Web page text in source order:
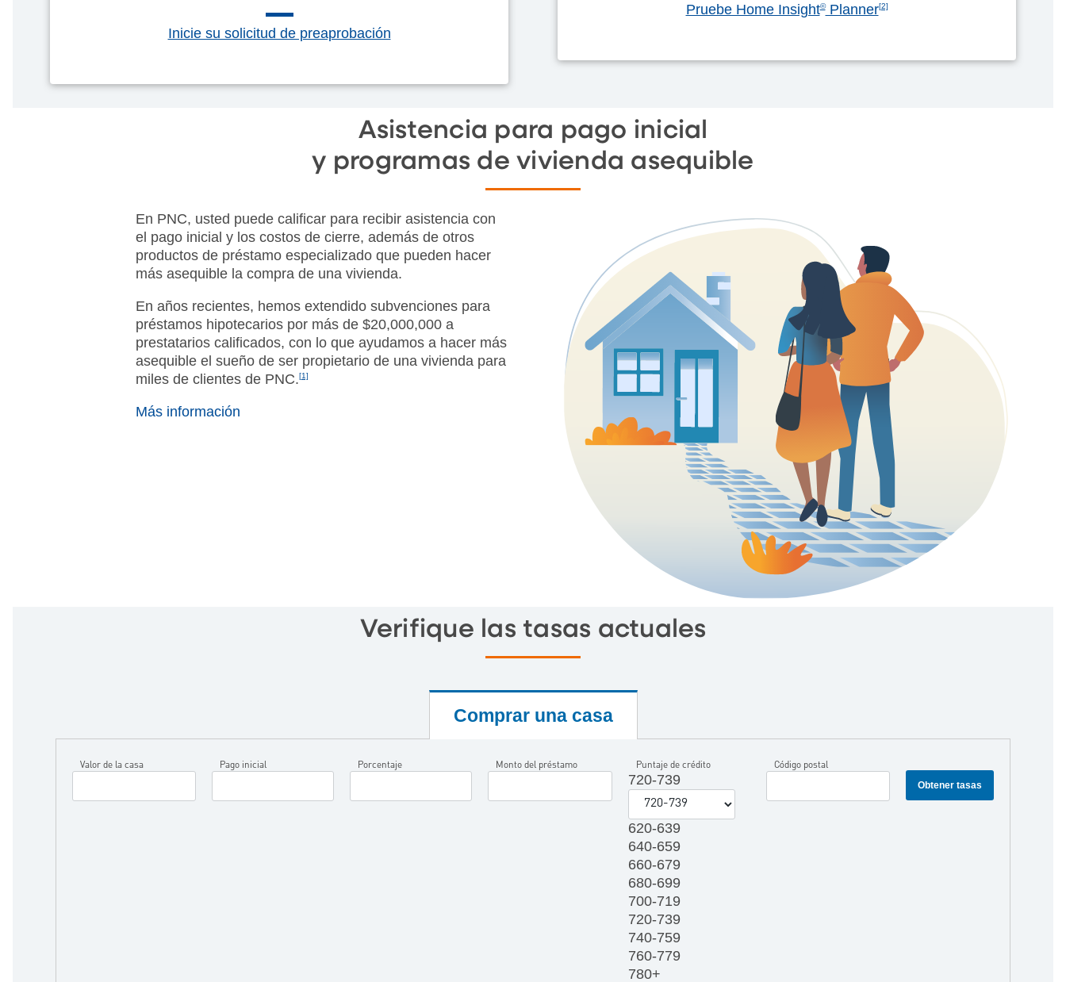
Inicie su solicitud de preaprobación
Pruebe Home Insight©Planner[2]
Asistencia para pago inicial
y programas de vivienda asequible
En PNC, usted puede calificar para recibir asistencia con
el pago inicial y los costos de cierre, además de otros
productos de préstamo especializado que pueden hacer
más asequible la compra de una vivienda.
En años recientes, hemos extendido subvenciones para
préstamos hipotecarios por más de $20,000,000 a
prestatarios calificados, con lo que ayudamos a hacer más
asequible el sueño de ser propietario de una vivienda para
miles de clientes de PNC.[1]
Más información
Verifique las tasas actuales
Comprar una casa
Valor de la casa Pago inicial Porcentaje Monto del préstamo Puntaje de crédito
720-739
620-639
640-659
660-679
680-699
700-719
720-739
740-759
760-779
780+
Código postal